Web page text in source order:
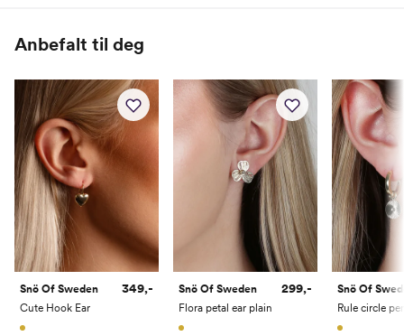
Anbefalt til deg
Snö Of Sweden
Cute Hook Ear
349,-
Snö Of Sweden
Flora petal ear plain
299,- Snö Of